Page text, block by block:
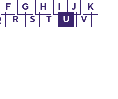
F G H I J
K
R S T U
V